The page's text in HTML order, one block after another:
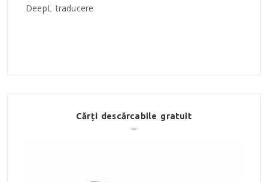
DeepL traducere
Cărți descărcabile gratuit